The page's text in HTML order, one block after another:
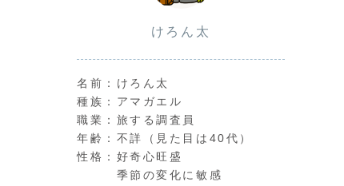
けろん太
名前：けろん太
種族：アマガエル
職業：旅する調査員
年齢：不詳（見た目は40代）
性格：好奇心旺盛
季節の変化に敏感